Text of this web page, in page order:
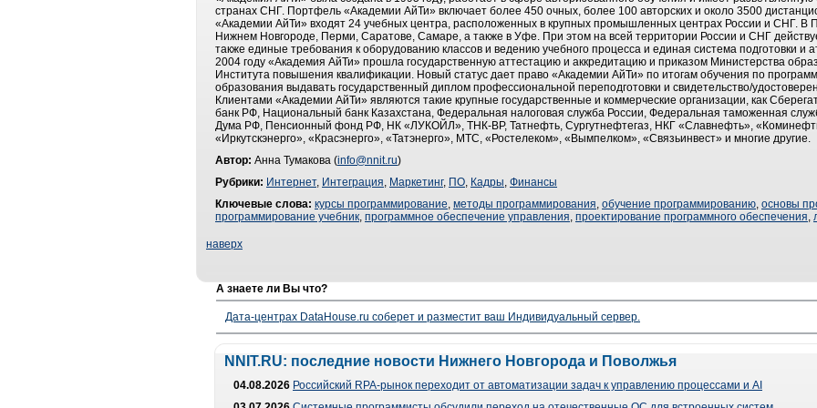
странах СНГ. Портфель «Академии АйТи» включает более 450 очных, более 100 авторских и около 3500
«Академии АйТи» входят 24 учебных центра, расположенных в крупных промышленных центрах России и СНГ. В
Нижнем Новгороде, Перми, Саратове, Самаре, а также в Уфе. При этом на всей территории России и СНГ
также единые требования к оборудованию классов и ведению учебного процесса и единая система подготовки и
2004 году «Академия АйТи» прошла государственную аттестацию и аккредитацию и приказом Министерства
Института повышения квалификации. Новый статус дает право «Академии АйТи» по итогам обучения по
образования выдавать государственный диплом профессиональной переподготовки и свидетельство/
Клиентами «Академии АйТи» являются такие крупные государственные и коммерческие организации, как
банк РФ, Национальный банк Казахстана, Федеральная налоговая служба России, Федеральная таможенная
Дума РФ, Пенсионный фонд РФ, НК «ЛУКОЙЛ», ТНК-BP, Татнефть, Сургутнефтегаз, НКГ «Славнефть»,
«Иркутскэнерго», «Красэнерго», «Татэнерго», МТС, «Ростелеком», «Вымпелком», «Связьинвест» и многие другие.
Автор: Анна Тумакова (info@nnit.ru)
Рубрики: Интернет, Интеграция, Маркетинг, ПО, Кадры, Финансы
Ключевые слова: курсы программирование, методы программирования, обучение программированию, основы
программирование учебник, программное обеспечение управления, проектирование программного обеспечения,
наверх
А знаете ли Вы что?
Дата-центрах DataHouse.ru соберет и разместит ваш Индивидуальный сервер.
NNIT.RU: последние новости Нижнего Новгорода и Поволжья
04.08.2026 Российский RPA-рынок переходит от автоматизации задач к управлению процессами и AI